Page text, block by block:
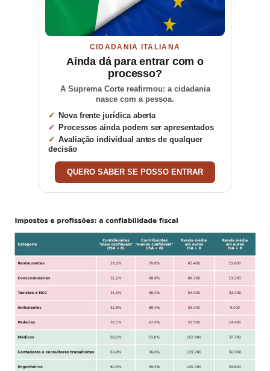
CIDADANIA ITALIANA
Ainda dá para entrar com o
processo?
A Suprema Corte reafirmou: a cidadania
nasce com a pessoa.
Nova frente jurídica aberta
Processos ainda podem ser apresentados
Avaliação individual antes de qualquer
decisão
QUERO SABER SE POSSO ENTRAR